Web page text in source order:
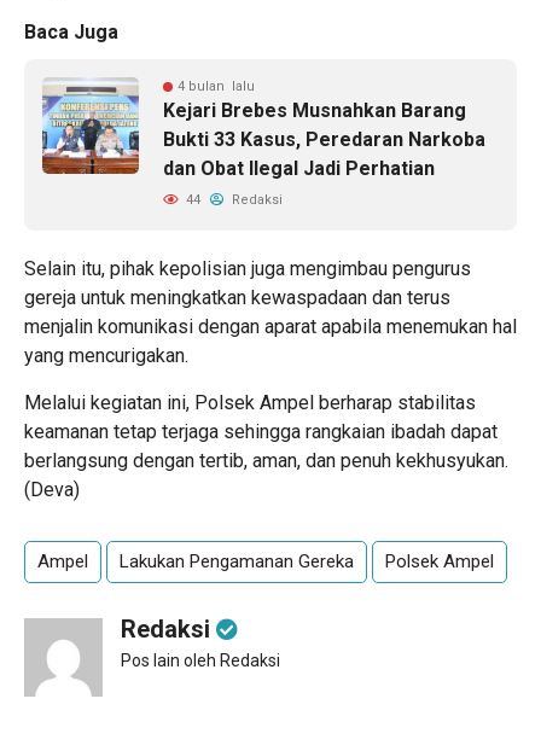
Baca Juga
4 bulan lalu
Kejari Brebes Musnahkan Barang
Bukti 33 Kasus, Peredaran Narkoba
dan Obat Ilegal Jadi Perhatian
44 Redaksi
Selain itu, pihak kepolisian juga mengimbau pengurus
gereja untuk meningkatkan kewaspadaan dan terus
menjalin komunikasi dengan aparat apabila menemukan hal
yang mencurigakan.
Melalui kegiatan ini, Polsek Ampel berharap stabilitas
keamanan tetap terjaga sehingga rangkaian ibadah dapat
berlangsung dengan tertib, aman, dan penuh kekhusyukan.
(Deva)
Ampel Lakukan Pengamanan Gereka Polsek Ampel
Redaksi
Pos lain oleh Redaksi